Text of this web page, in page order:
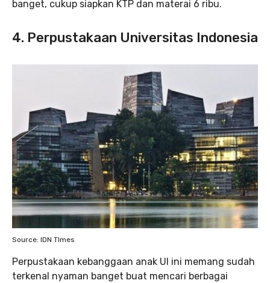
banget, cukup siapkan KTP dan materai 6 ribu.
4. Perpustakaan Universitas Indonesia
Source: IDN TImes
Perpustakaan kebanggaan anak UI ini memang sudah
terkenal nyaman banget buat mencari berbagai